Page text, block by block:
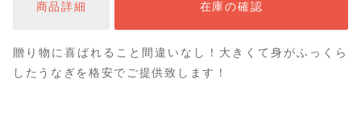
商品詳細 在庫の確認
贈り物に喜ばれること間違いなし！大きくて身がふっくら
したうなぎを格安でご提供致します！